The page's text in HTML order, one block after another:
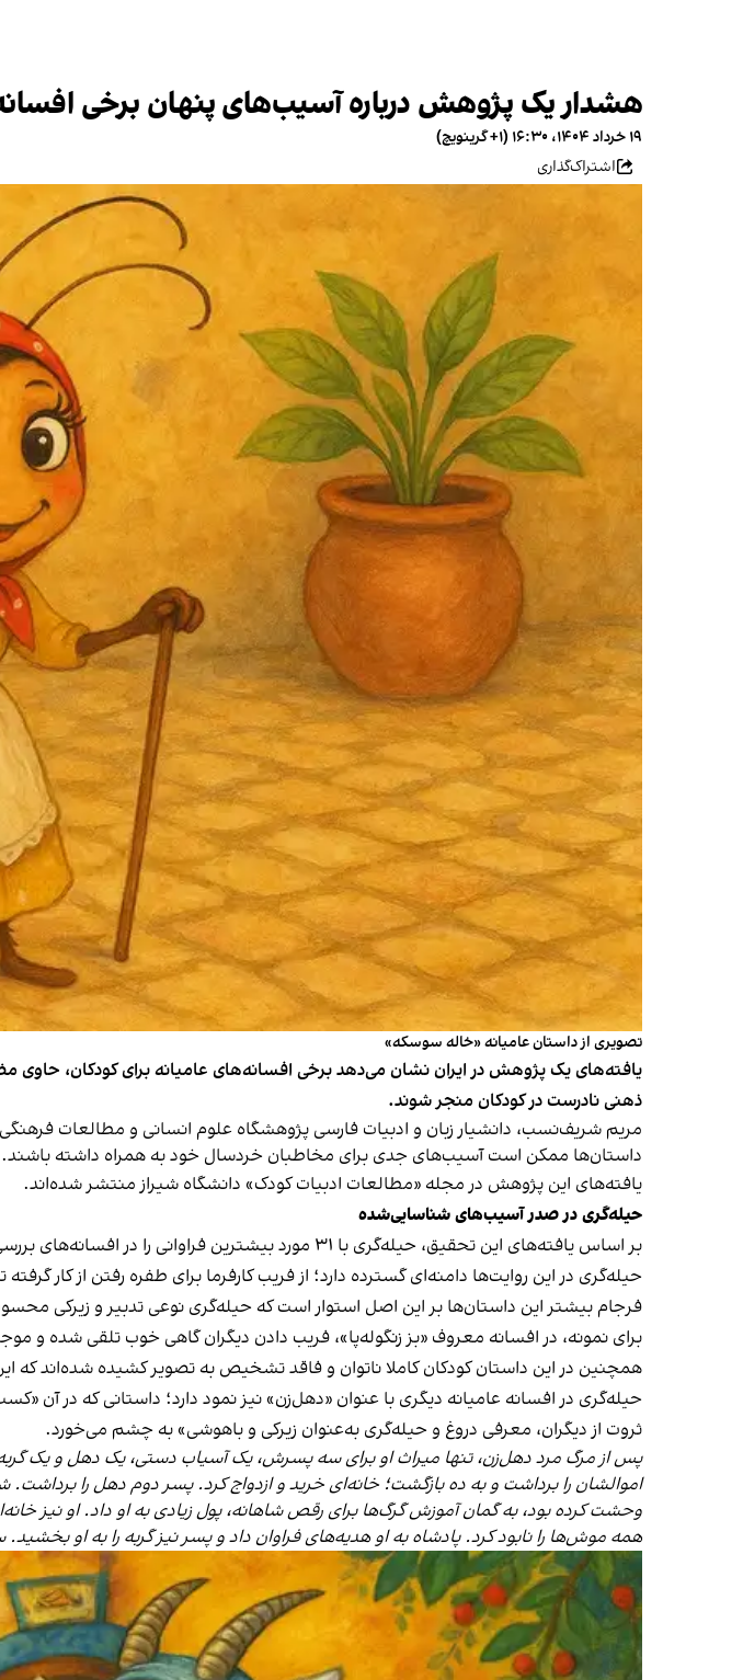
هشدار یک پژوهش درباره آسیب‌های پنهان برخی
۱۹ خرداد ۱۴۰۴، ۱۶:۳۰ (‎+۱ گرینویچ)
اشتراک‌گذاری
تصویری از داستان عامیانه «خاله سوسکه»
یافته‌های یک پژوهش در ایران نشان می‌دهد برخی افسانه‌های عامیانه برای کودکان،
ذهنی نادرست در کودکان منجر شوند.
داستان‌ها ممکن است آسیب‌های جدی برای مخاطبان خردسال خود به همراه داشته باشند.
یافته‌های این پژوهش در مجله «مطالعات ادبیات کودک» دانشگاه شیراز منتشر شده‌اند.
حیله‌گری در صدر آسیب‌های شناسایی‌شده
بر اساس یافته‌های این تحقیق، حیله‌گری با ۳۱ مورد بیشترین فراوانی را در افسانه‌های بررسی‌شده از کتاب «افسانه‌های اینور آب» اثر محمدرضا شمس دارد.
حیله‌گری در این روایت‌ها دامنه‌ای گسترده دارد؛ از فریب کارفرما برای طفره‌ رفتن از کار
فرجام بیشتر این داستان‌ها بر این اصل استوار است که حیله‌گری نوعی تدبیر و زیرکی
برای نمونه، در افسانه معروف «بز زنگوله‌پا»، فریب دادن دیگران گاهی خوب تلقی شده و
همچنین در این داستان کودکان کاملا ناتوان و فاقد تشخیص به تصویر کشیده شده‌اند که
حیله‌گری در افسانه‌ عامیانه‌ دیگری با عنوان «دهل‌زن» نیز نمود دارد؛ داستانی که در آن
ثروت از دیگران، معرفی دروغ و حیله‌گری به‌عنوان زیرکی و باهوشی» به چشم می‌خورد.
پس از مرگ مرد دهل‌زن، تنها میراث او برای سه پسرش، یک آسیاب دستی، یک دهل و یک
اموالشان را برداشت و به ده بازگشت؛ خانه‌ای خرید و ازدواج کرد. پسر دوم دهل را
وحشت کرده بود، به گمان آموزش گرگ‌ها برای رقص شاهانه، پول زیادی به او داد. او نیز
همه‌ موش‌ها را نابود کرد. پادشاه به او هدیه‌های فراوان داد و پسر نیز گربه را به او